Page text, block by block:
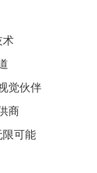
术
觉伙伴
商
限可能